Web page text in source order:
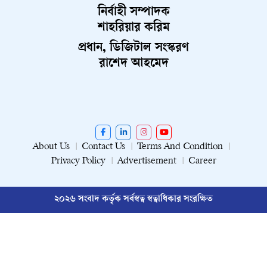
নির্বাহী সম্পাদক
শাহরিয়ার করিম
প্রধান, ডিজিটাল সংস্করণ
রাশেদ আহমেদ
About Us Contact Us
Terms And Condition
Privacy Policy
Advertisement Career
২০২৬ সংবাদ কর্তৃক সর্বস্বত্ব স্বত্বাধিকার সংরক্ষিত